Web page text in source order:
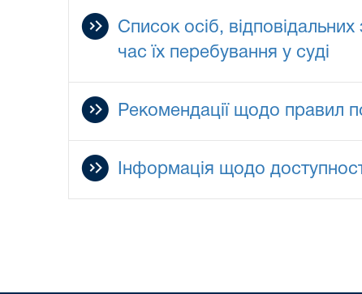
Список осіб,
час їх перебування у суді
Рекомендації щодо правил
Інформація щодо